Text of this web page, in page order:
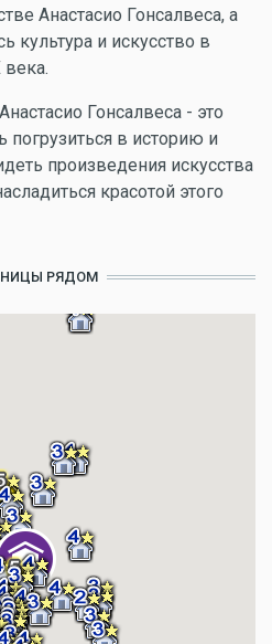
Анастасио Гонсалвеса, а
культура и искусство в
века.
Гонсалвеса - это
погрузиться в историю и
произведения искусства
красотой этого
РЯДОМ